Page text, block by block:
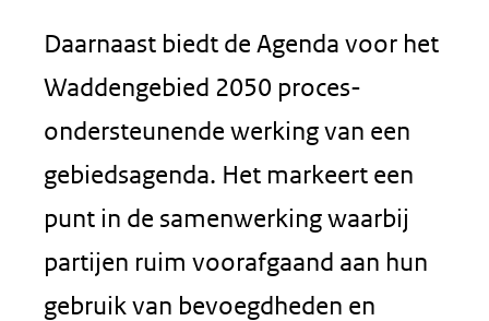
Daarnaast biedt de Agenda voor het
Waddengebied 2050 proces-
ondersteunende werking van een
gebiedsagenda. Het markeert een
punt in de samenwerking waarbij
partijen ruim voorafgaand aan hun
gebruik van bevoegdheden en